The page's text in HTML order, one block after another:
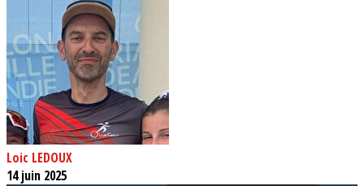
Loic LEDOUX
14 juin 2025